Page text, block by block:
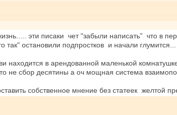
эти писаки чет "забыли написать" что в
остановили подпростков и начали
находится в арендованной маленькой
не сбор десятины а оч мощная система
собственное мнение без статеек желтой